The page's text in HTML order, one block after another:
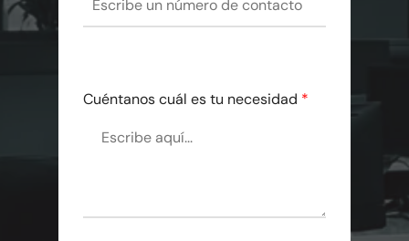
Cuéntanos cuál es tu necesidad *